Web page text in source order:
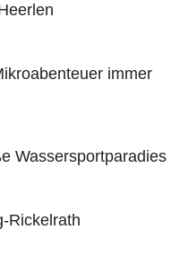
immer
Wassersportparadies
Rickelrath